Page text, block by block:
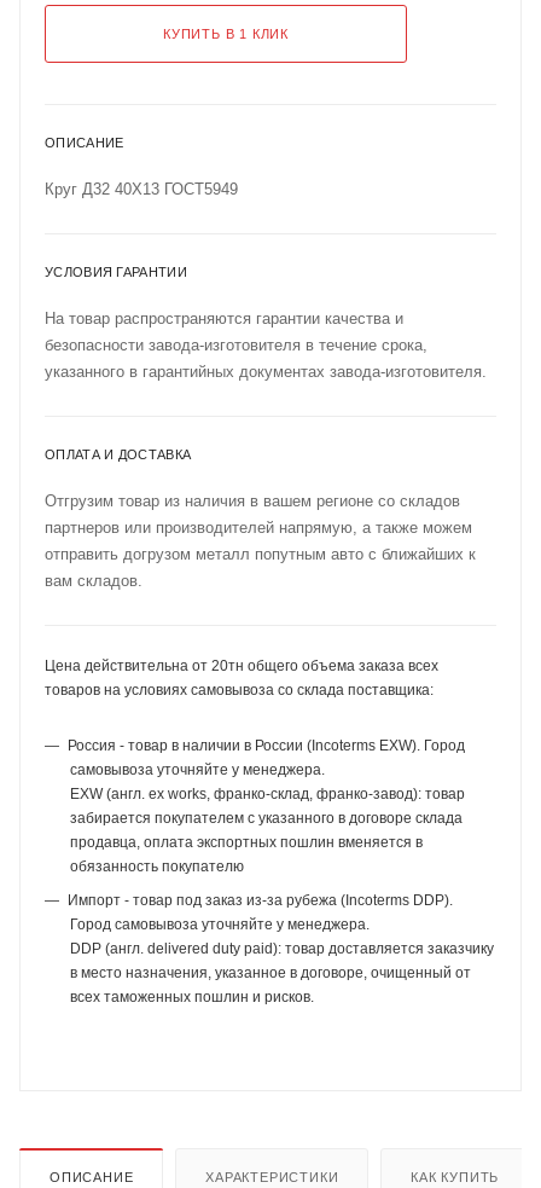
КУПИТЬ В 1 КЛИК
ОПИСАНИЕ
Круг Д32 40Х13 ГОСТ5949
УСЛОВИЯ ГАРАНТИИ
На товар распространяются гарантии качества и
безопасности завода-изготовителя в течение срока,
указанного в гарантийных документах завода-изготовителя.
ОПЛАТА И ДОСТАВКА
Отгрузим товар из наличия в вашем регионе со складов
партнеров или производителей напрямую, а также можем
отправить догрузом металл попутным авто с ближайших к
вам складов.
Цена действительна от 20тн общего объема заказа всех
товаров на условиях самовывоза со склада поставщика:
Россия - товар в наличии в России (Incoterms EXW). Город
самовывоза уточняйте у менеджера.
EXW (англ. ex works, франко-склад, франко-завод): товар
забирается покупателем с указанного в договоре склада
продавца, оплата экспортных пошлин вменяется в
обязанность покупателю
Импорт - товар под заказ из-за рубежа (Incoterms DDP).
Город самовывоза уточняйте у менеджера.
DDP (англ. delivered duty paid): товар доставляется заказчику
в место назначения, указанное в договоре, очищенный от
всех таможенных пошлин и рисков.
ОПИСАНИЕ ХАРАКТЕРИСТИКИ КАК КУПИТЬ